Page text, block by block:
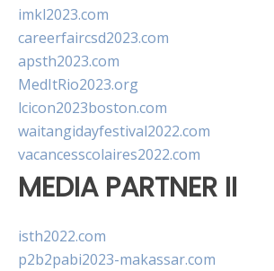
imkl2023.com
careerfaircsd2023.com
apsth2023.com
MedItRio2023.org
lcicon2023boston.com
waitangidayfestival2022.com
vacancesscolaires2022.com
MEDIA PARTNER II
isth2022.com
p2b2pabi2023-makassar.com